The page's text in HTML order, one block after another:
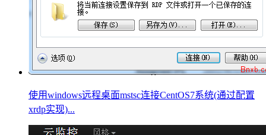
使用windows远程桌面mstsc连接CentOS7系统(通过配置
xrdp实现)...